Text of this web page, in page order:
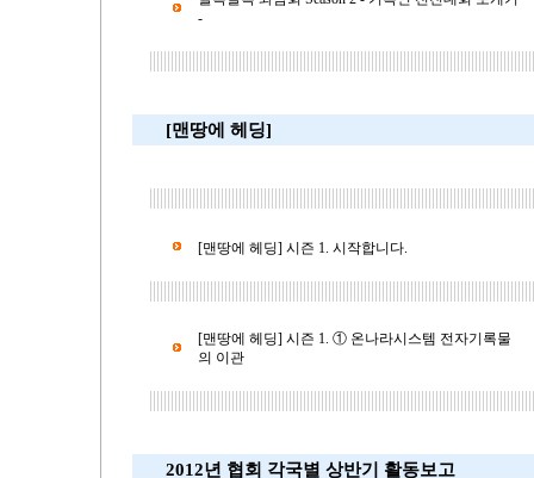
-
[맨땅에 헤딩]
[맨땅에 헤딩] 시즌 1. 시작합니다.
[맨땅에 헤딩] 시즌 1. ① 온나라시스템 전자기록물
의 이관
2012년 협회 각국별 상반기 활동보고